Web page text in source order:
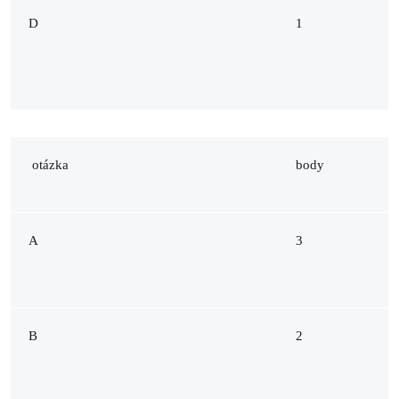
D 1
otázka body
A 3
B 2